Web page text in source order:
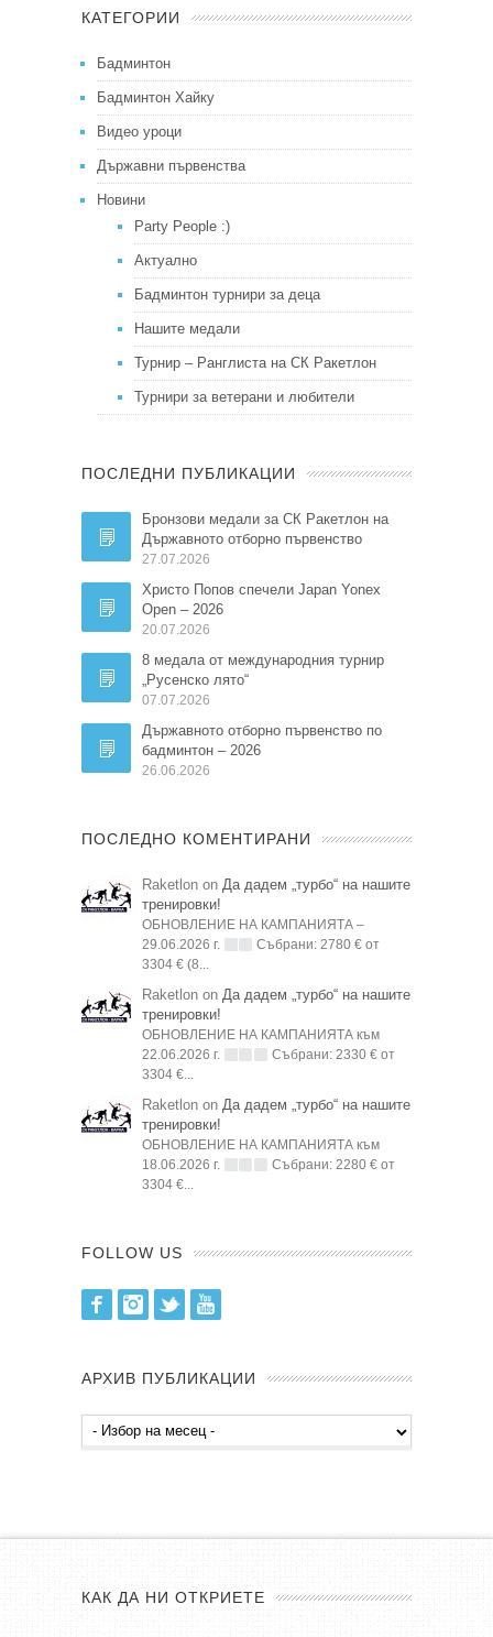
КАТЕГОРИИ
Бадминтон
Бадминтон Хайку
Видео уроци
Държавни първенства
Новини
Party People :)
Актуално
Бадминтон турнири за деца
Нашите медали
Турнир – Ранглиста на СК Ракетлон
Турнири за ветерани и любители
ПОСЛЕДНИ ПУБЛИКАЦИИ
Бронзови медали за СК Ракетлон на
Държавното отборно първенство
27.07.2026
Христо Попов спечели Japan Yonex
Open – 2026
20.07.2026
8 медала от международния турнир
„Русенско лято“
07.07.2026
Държавното отборно първенство по
бадминтон – 2026
26.06.2026
ПОСЛЕДНО КОМЕНТИРАНИ
Raketlon on Да дадем „турбо“ на нашите
тренировки!
ОБНОВЛЕНИЕ НА КАМПАНИЯТА –
29.06.2026 г.
Събрани: 2780 € от
3304 € (8...
Raketlon on Да дадем „турбо“ на нашите
тренировки!
ОБНОВЛЕНИЕ НА КАМПАНИЯТА към
22.06.2026 г.
Събрани: 2330 € от
3304 €...
Raketlon on Да дадем „турбо“ на нашите
тренировки!
ОБНОВЛЕНИЕ НА КАМПАНИЯТА към
18.06.2026 г.
Събрани: 2280 € от
3304 €...
FOLLOW US
FacebookInstagram
Twitter
АРХИВ ПУБЛИКАЦИИ
Архив
публикации
КАК ДА НИ ОТКРИЕТЕ